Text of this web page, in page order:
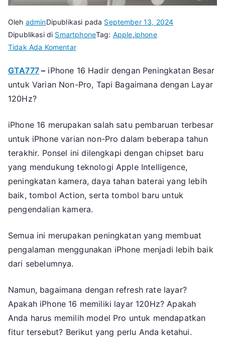
Oleh adminDipublikasi pada September 13, 2024
Dipublikasi di SmartphoneTag: Apple,iphone
Tidak Ada Komentarpada
iPhone
16
Rate
GTA777– iPhone 16 Hadir dengan Peningkatan Besar
untuk Varian Non-Pro, Tapi Bagaimana dengan Layar
120Hz?
iPhone 16 merupakan salah satu pembaruan terbesar
untuk iPhone varian non-Pro dalam beberapa tahun
terakhir. Ponsel ini dilengkapi dengan chipset baru
yang mendukung teknologi Apple Intelligence,
peningkatan kamera, daya tahan baterai yang lebih
baik, tombol Action, serta tombol baru untuk
pengendalian kamera.
Semua ini merupakan peningkatan yang membuat
pengalaman menggunakan iPhone menjadi lebih baik
dari sebelumnya.
Namun, bagaimana dengan refresh rate layar?
Apakah iPhone 16 memiliki layar 120Hz? Apakah
Anda harus memilih model Pro untuk mendapatkan
fitur tersebut? Berikut yang perlu Anda ketahui.